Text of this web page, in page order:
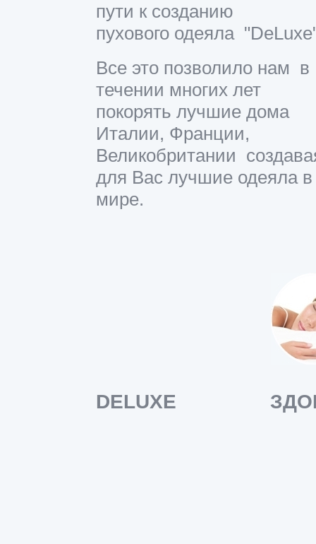
пути к созданию
пухового одеяла
Все это позволило нам в
течении многих лет
покорять лучшие дома
Италии, Франции,
Великобритании
для Вас лучшие одеяла в
мире.
DELUXE